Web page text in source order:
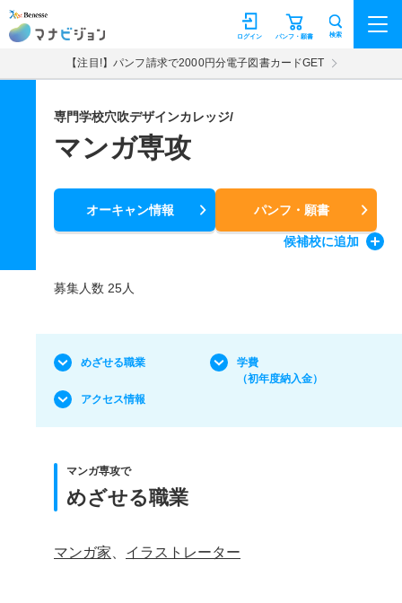
マナビジョン パンフ・願書
ログイン 検索
【注目!】パンフ請求で2000円分電子図書カードGET
専門学校穴吹デザインカレッジ/
マンガ専攻
オーキャン情報 パンフ・願書
候補校に追加
募集人数 25人
めざせる職業
学費
（初年度納入金）
アクセス情報
マンガ専攻で
めざせる職業
マンガ家 イラストレーター